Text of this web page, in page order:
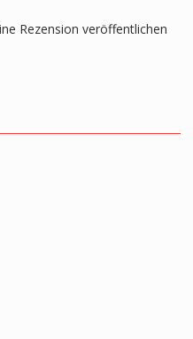
Rezension veröffentlichen